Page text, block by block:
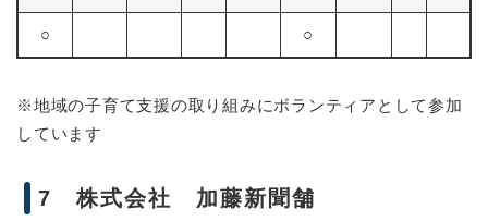
○ ○
※地域の子育て支援の取り組みにボランティアとして参加
しています
7 株式会社 加藤新聞舗